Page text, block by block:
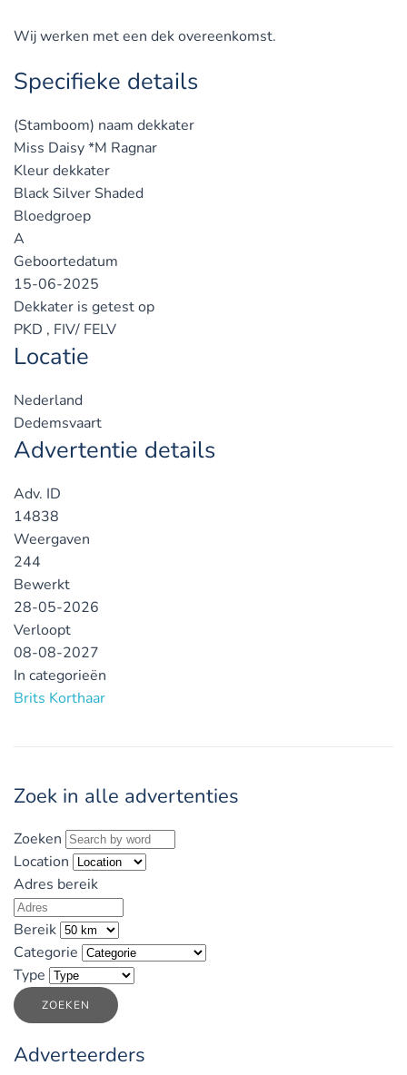
Wij werken met een dek overeenkomst.
Specifieke details
(Stamboom) naam dekkater
Miss Daisy *M Ragnar
Kleur dekkater
Black Silver Shaded
Bloedgroep
A
Geboortedatum
15-06-2025
Dekkater is getest op
PKD , FIV/ FELV
Locatie
Nederland
Dedemsvaart
Advertentie details
Adv. ID
14838
Weergaven
244
Bewerkt
28-05-2026
Verloopt
08-08-2027
In categorieën
Brits Korthaar
Zoek in alle advertenties
Zoeken
Location
Adres bereik
Bereik
Categorie
Type
ZOEKEN
Adverteerders